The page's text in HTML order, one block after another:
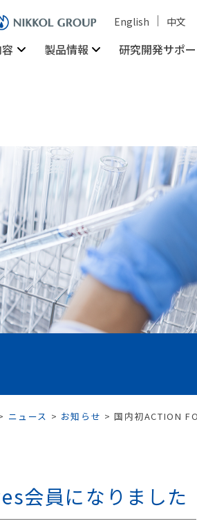
English 中文
製品情報 研究開発サポ
ニュース > お知らせ > 国内初ACTION
会員になりました